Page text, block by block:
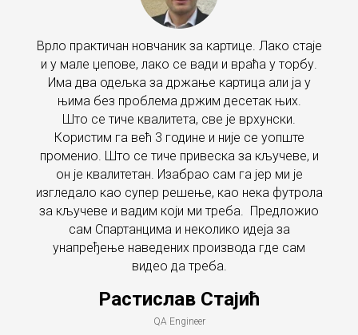
Врло практичан новчаник за картице. Лако стаје
и у мале џепове, лако се вади и враћа у торбу.
Има два одељка за држање картица али ја у
њима без проблема држим десетак њих.
Што се тиче квалитета, све је врхунски.
Користим га већ 3 године и није се уопште
променио. Што се тиче привеска за кључеве, и
он је квалитетан. Изабрао сам га јер ми је
изгледало као супер решење, као нека футрола
за кључеве и вадим који ми треба. Предложио
сам Спартанцима и неколико идеја за
унапређење наведених производа где сам
видео да треба.
Растислав Стајић
QA Engineer